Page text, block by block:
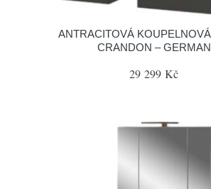
ANTRACITOVÁ
CRANDON –
29 299 Kč